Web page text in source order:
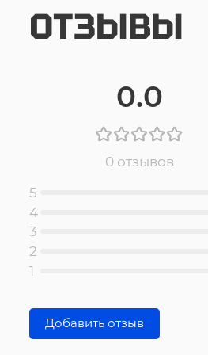
ОТЗЫВЫ
0.0
0 отзывов
5
4
3
2
1
Добавить отзыв